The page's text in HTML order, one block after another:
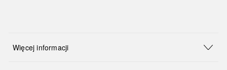
Więcej informacji